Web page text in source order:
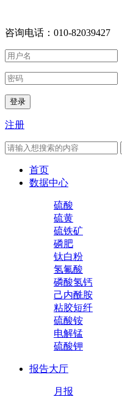
咨询电话：010-82039427
登录
注册
首页
数据中心
硫酸
硫黄
硫铁矿
磷肥
钛白粉
氢氟酸
磷酸氢钙
己内酰胺
粘胶短纤
硫酸铵
电解锰
硫酸钾
报告大厅
月报